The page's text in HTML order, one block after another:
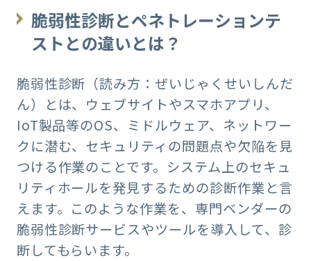
脆弱性診断とペネトレーションテ
ストとの違いとは？
脆弱性診断（読み方：ぜいじゃくせいしんだ
ん）とは、ウェブサイトやスマホアプリ、
IoT製品等のOS、ミドルウェア、ネットワー
クに潜む、セキュリティの問題点や欠陥を見
つける作業のことです。システム上のセキュ
リティホールを発見するための診断作業と言
えます。このような作業を、専門ベンダーの
脆弱性診断サービスやツールを導入して、診
断してもらいます。